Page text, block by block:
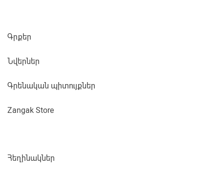
Գրքեր
Նվերներ
Գրենական պիտույքներ
Zangak Store
Հեղինակներ